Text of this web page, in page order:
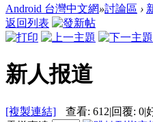
Android 台灣中文網»討論區 ›
返回列表
新人报道
[複製連結] 查看: 612|回覆: 0|